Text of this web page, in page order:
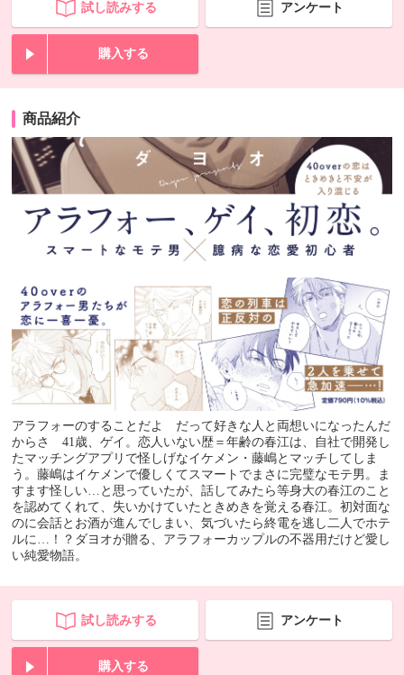
試し読みする アンケート
購入する
商品紹介
アラフォーのすることだよ だって好きな人と両想いになったんだ
からさ 41歳、ゲイ。恋人いない歴＝年齢の春江は、自社で開発し
たマッチングアプリで怪しげなイケメン・藤嶋とマッチしてしま
う。藤嶋はイケメンで優しくてスマートでまさに完璧なモテ男。ま
すます怪しい…と思っていたが、話してみたら等身大の春江のこと
を認めてくれて、失いかけていたときめきを覚える春江。初対面な
のに会話とお酒が進んでしまい、気づいたら終電を逃し二人でホテ
ルに…！？ダヨオが贈る、アラフォーカップルの不器用だけど愛し
い純愛物語。
試し読みする アンケート
購入する